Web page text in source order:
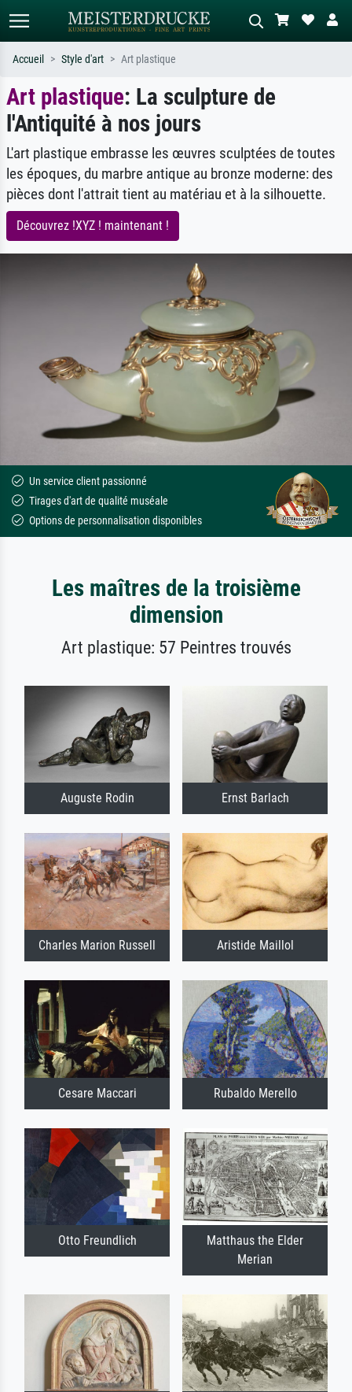
Recherche standard Recherche d'images IA
Recherchez par artiste, titre ou style –
ex. Monet, Nuit étoilée,
impressionnisme, vague de Hokusai,
nu.
Décrivez la scène – ex. prairie verte,
abstrait avec beaucoup de rouge,
tableau sombre, nu debout près d'un
arbre.
Accueil Style d'art Art plastique
Art plastique: La sculpture de
l'Antiquité à nos jours
L'art plastique embrasse les œuvres sculptées de toutes
les époques, du marbre antique au bronze moderne: des
pièces dont l'attrait tient au matériau et à la silhouette.
Découvrez !XYZ ! maintenant !
Un service client passionné
Tirages d'art de qualité muséale
Options de personnalisation disponibles
Les maîtres de la troisième
dimension
Art plastique: 57 Peintres trouvés
Auguste Rodin Ernst Barlach
Charles Marion Russell Aristide Maillol
Cesare Maccari Rubaldo Merello
Otto Freundlich
Matthaus the Elder
Merian